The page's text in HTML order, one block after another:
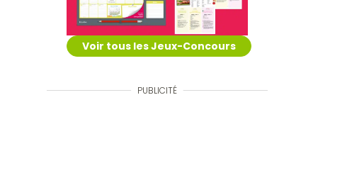
Voir tous les Jeux-Concours
PUBLICITÉ